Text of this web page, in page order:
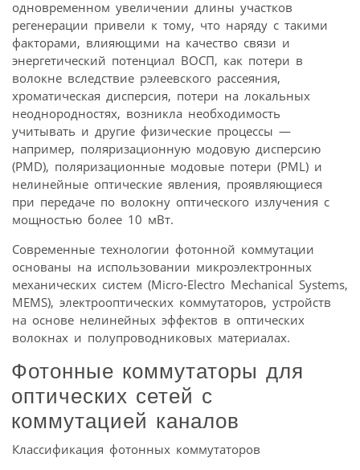
одновременном увеличении длины участков
регенерации привели к тому, что наряду с такими
факторами, влияющими на качество связи и
энергетический потенциал ВОСП, как потери в
волокне вследствие рэлеевского рассеяния,
хроматическая дисперсия, потери на локальных
неоднородностях, возникла необходимость
учитывать и другие физические процессы —
например, поляризационную модовую дисперсию
(PMD), поляризационные модовые потери (PML) и
нелинейные оптические явления, проявляющиеся
при передаче по волокну оптического излучения с
мощностью более 10 мВт.
Современные технологии фотонной коммутации
основаны на использовании микроэлектронных
механических систем (Micro-Electro Mechanical Systems,
MEMS), электрооптических коммутаторов, устройств
на основе нелинейных эффектов в оптических
волокнах и полупроводниковых материалах.
Фотонные коммутаторы для
оптических сетей с
коммутацией каналов
Классификация фотонных коммутаторов